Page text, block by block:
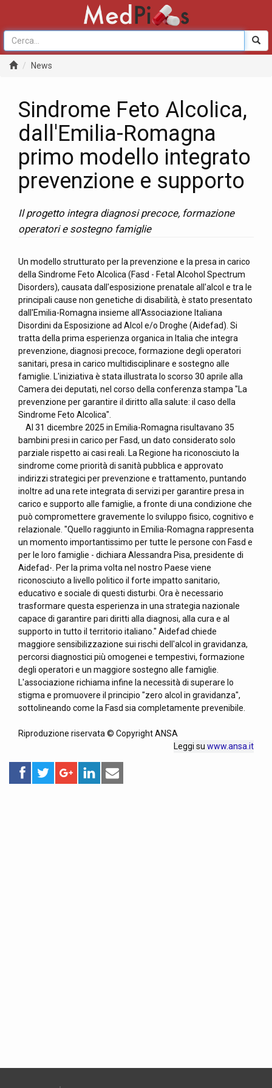
News
Sindrome Feto Alcolica,
dall'Emilia-Romagna
primo modello integrato
prevenzione e supporto
Il progetto integra diagnosi precoce, formazione
operatori e sostegno famiglie
Un modello strutturato per la prevenzione e la presa in carico
della Sindrome Feto Alcolica (Fasd - Fetal Alcohol Spectrum
Disorders), causata dall'esposizione prenatale all'alcol e tra le
principali cause non genetiche di disabilità, è stato presentato
dall'Emilia-Romagna insieme all'Associazione Italiana
Disordini da Esposizione ad Alcol e/o Droghe (Aidefad). Si
tratta della prima esperienza organica in Italia che integra
prevenzione, diagnosi precoce, formazione degli operatori
sanitari, presa in carico multidisciplinare e sostegno alle
famiglie. L'iniziativa è stata illustrata lo scorso 30 aprile alla
Camera dei deputati, nel corso della conferenza stampa "La
prevenzione per garantire il diritto alla salute: il caso della
Sindrome Feto Alcolica".
Al 31 dicembre 2025 in Emilia-Romagna risultavano 35
bambini presi in carico per Fasd, un dato considerato solo
parziale rispetto ai casi reali. La Regione ha riconosciuto la
sindrome come priorità di sanità pubblica e approvato
indirizzi strategici per prevenzione e trattamento, puntando
inoltre ad una rete integrata di servizi per garantire presa in
carico e supporto alle famiglie, a fronte di una condizione che
può compromettere gravemente lo sviluppo fisico, cognitivo e
relazionale. "Quello raggiunto in Emilia-Romagna rappresenta
un momento importantissimo per tutte le persone con Fasd e
per le loro famiglie - dichiara Alessandra Pisa, presidente di
Aidefad-. Per la prima volta nel nostro Paese viene
riconosciuto a livello politico il forte impatto sanitario,
educativo e sociale di questi disturbi. Ora è necessario
trasformare questa esperienza in una strategia nazionale
capace di garantire pari diritti alla diagnosi, alla cura e al
supporto in tutto il territorio italiano." Aidefad chiede
maggiore sensibilizzazione sui rischi dell'alcol in gravidanza,
percorsi diagnostici più omogenei e tempestivi, formazione
degli operatori e un maggiore sostegno alle famiglie.
L'associazione richiama infine la necessità di superare lo
stigma e promuovere il principio "zero alcol in gravidanza",
sottolineando come la Fasd sia completamente prevenibile.
Riproduzione riservata © Copyright ANSA
Leggi su www.ansa.it